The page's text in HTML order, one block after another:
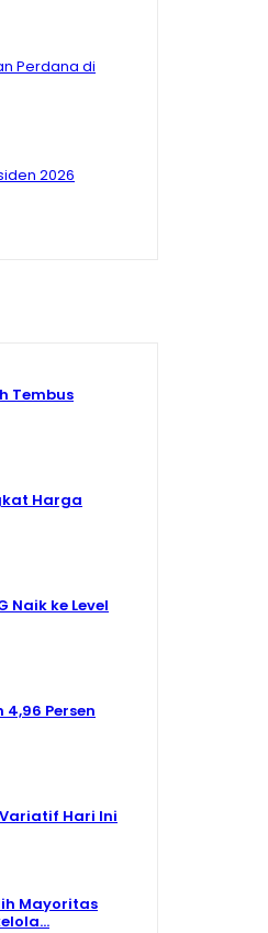
Pengembangan Teknologi
Prabowo
dari Negara Tetangga
BRIN Ubah Limbah Sawit Jadi
Cuma Rp47 Ribu!
Perdana di
2026
Tembus
Harga
Naik ke Level
Persen
Hari Ini
Mayoritas